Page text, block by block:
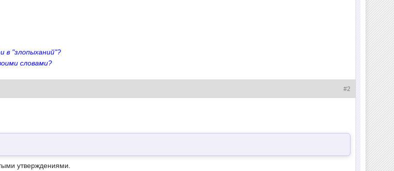
в "злопыханий"?
словами?
#2
утверждениями.